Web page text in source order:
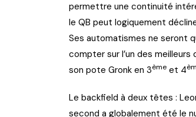
permettre une continuité
le QB peut logiquement
Ses automatismes ne seront
compter sur l’un des meilleurs
son pote Gronk en 3ème et 4
Le backfield à deux têtes :
second a globalement été le